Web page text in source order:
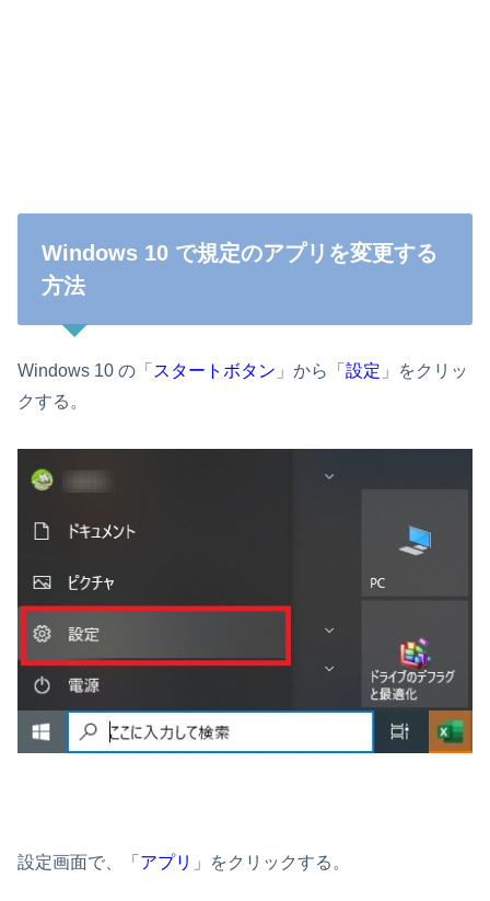
Windows 10 で規定のアプリを変更する
方法
Windows 10 の「 スタートボタン 」から「 設定 」をクリッ
クする。
設定画面で、「 アプリ 」をクリックする。